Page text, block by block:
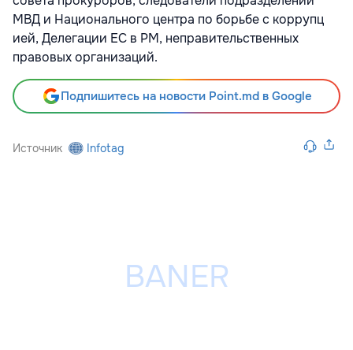
МВД и Национального центра по борьбе с коррупц
ией, Делегации ЕС в РМ, неправительственных
правовых организаций.
Подпишитесь на новости Point.md в Google
Источник Infotag